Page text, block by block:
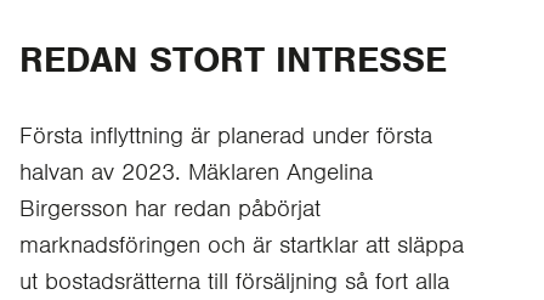
REDAN STORT INTRESSE
Första inflyttning är planerad under första
halvan av 2023. Mäklaren Angelina
Birgersson har redan påbörjat
marknadsföringen och är startklar att släppa
ut bostadsrätterna till försäljning så fort alla